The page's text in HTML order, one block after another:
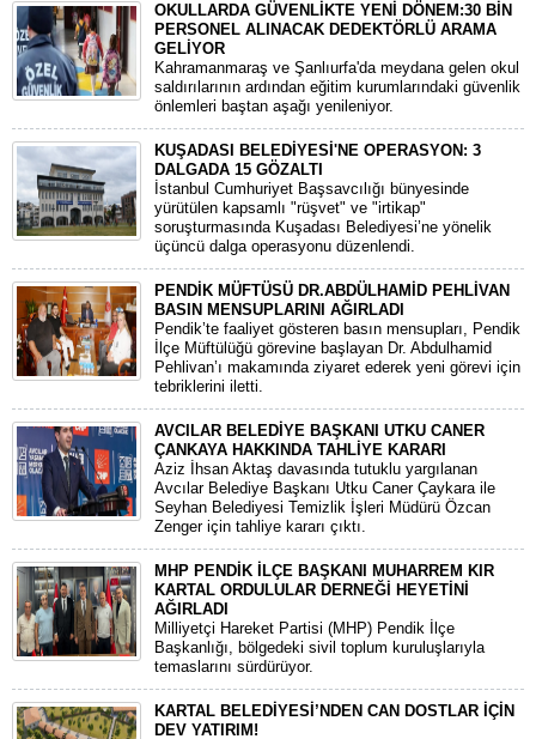
OKULLARDA GÜVENLİKTE YENİ DÖNEM:30 BİN
PERSONEL ALINACAK DEDEKTÖRLÜ ARAMA
GELİYOR
​Kahramanmaraş ve Şanlıurfa'da meydana gelen okul
saldırılarının ardından eğitim kurumlarındaki güvenlik
önlemleri baştan aşağı yenileniyor.
KUŞADASI BELEDİYESİ'NE OPERASYON: 3
DALGADA 15 GÖZALTI
​İstanbul Cumhuriyet Başsavcılığı bünyesinde
yürütülen kapsamlı "rüşvet" ve "irtikap"
soruşturmasında Kuşadası Belediyesi’ne yönelik
üçüncü dalga operasyonu düzenlendi.
PENDİK MÜFTÜSÜ DR.ABDÜLHAMİD PEHLİVAN
BASIN MENSUPLARINI AĞIRLADI
​Pendik’te faaliyet gösteren basın mensupları, Pendik
İlçe Müftülüğü görevine başlayan Dr. Abdulhamid
Pehlivan’ı makamında ziyaret ederek yeni görevi için
tebriklerini iletti.
AVCILAR BELEDİYE BAŞKANI UTKU CANER
ÇANKAYA HAKKINDA TAHLİYE KARARI
​Aziz İhsan Aktaş davasında tutuklu yargılanan
Avcılar Belediye Başkanı Utku Caner Çaykara ile
Seyhan Belediyesi Temizlik İşleri Müdürü Özcan
Zenger için tahliye kararı çıktı.
MHP PENDİK İLÇE BAŞKANI MUHARREM KIR
KARTAL ORDULULAR DERNEĞİ HEYETİNİ
AĞIRLADI
​Milliyetçi Hareket Partisi (MHP) Pendik İlçe
Başkanlığı, bölgedeki sivil toplum kuruluşlarıyla
temaslarını sürdürüyor.
KARTAL BELEDİYESİ’NDEN CAN DOSTLAR İÇİN
DEV YATIRIM!